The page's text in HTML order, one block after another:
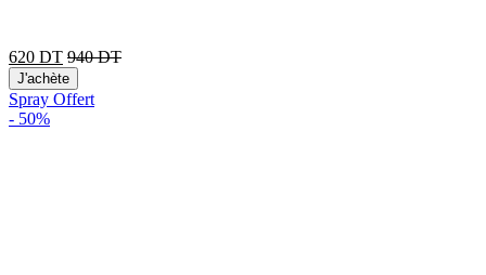
620 DT 940DT
J'achète
Spray Offert
- 50%